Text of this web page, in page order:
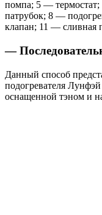
помпа; 5 —
патрубок; 8 —
клапан; 11 — сливная
—
Данный способ
подогревателя
оснащенной тэном и